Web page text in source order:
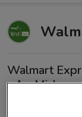
Walmart
- A.v